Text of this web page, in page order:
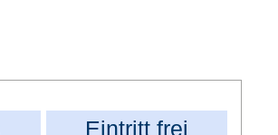
Eintritt frei